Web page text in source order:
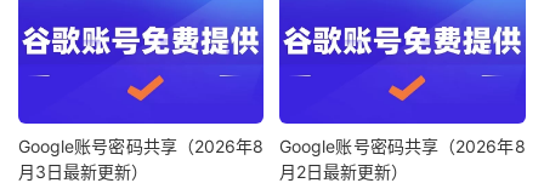
Google账号密码共享（2026年8
月3日最新更新）
Google账号密码共享（2026年8
月2日最新更新）